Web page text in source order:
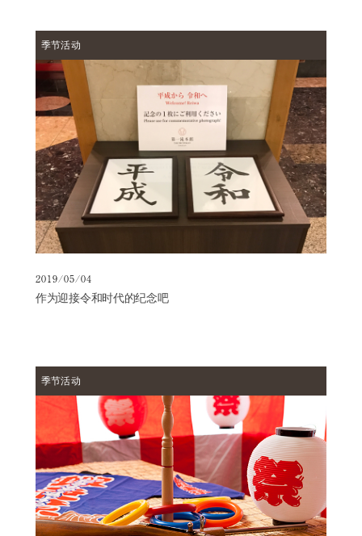
季节活动
2019/05/04
作为迎接令和时代的纪念吧
季节活动